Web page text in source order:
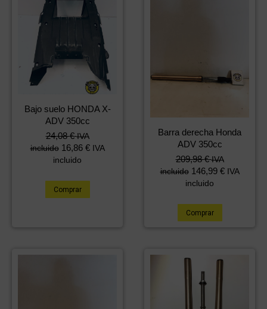
Bajo suelo HONDA X-
ADV 350cc
24,08€ IVA
incluido 16,86 € IVA
incluido
Comprar
Barra derecha Honda
ADV 350cc
209,98€ IVA
incluido 146,99 € IVA
incluido
Comprar